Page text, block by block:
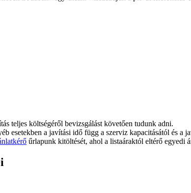
teljes költségéről bevizsgálást követően tudunk adni.
a javítási idő függ a szerviz kapacitásától és a
űrlapunk kitöltését, ahol a listaáraktól eltérő egyedi